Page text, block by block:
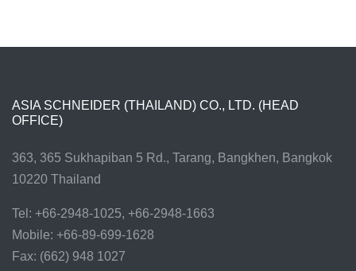
ASIA SCHNEIDER (THAILAND) CO., LTD. (HEAD
OFFICE)
363, 365 Sukhapiban 5 Rd., Tarang, Bangkhen, Bangkok
10220 Thailand
Tel: +66-2948-1025, +66-2948-1663
Mobile: +66-89-699-1628
Fax: (662) 948 1027